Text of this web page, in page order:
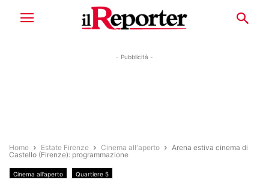
- Pubblicità -
Home Estate Firenze Cinema all'aperto
Arena estiva cinema di
Castello (Firenze): programmazione
Cinema all'aperto Quartiere 5